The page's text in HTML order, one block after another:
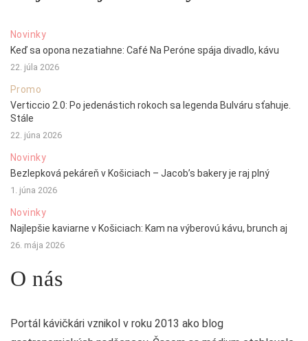
Novinky
Keď sa opona nezatiahne: Café Na Peróne spája divadlo, kávu
22. júla 2026
Promo
Verticcio 2.0: Po jedenástich rokoch sa legenda Bulváru sťahuje.
Stále
22. júna 2026
Novinky
Bezlepková pekáreň v Košiciach – Jacob’s bakery je raj plný
1. júna 2026
Novinky
Najlepšie kaviarne v Košiciach: Kam na výberovú kávu, brunch aj
26. mája 2026
O nás
Portál kávičkári vznikol v roku 2013 ako blog